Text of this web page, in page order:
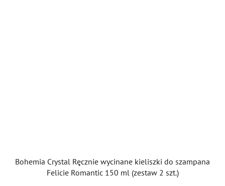
Bohemia Crystal Ręcznie wycinane kieliszki do szampana
Felicie Romantic 150 ml (zestaw 2 szt.)